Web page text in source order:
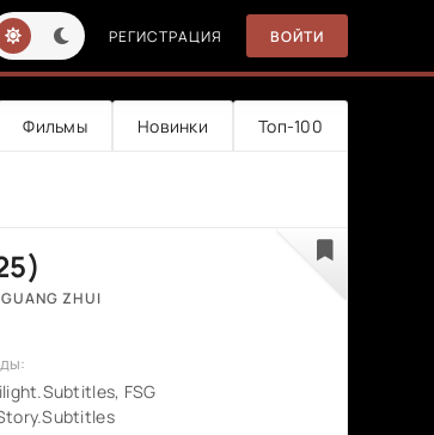
РЕГИСТРАЦИЯ ВОЙТИ
Фильмы Новинки Топ-100
ZHUI
FSG